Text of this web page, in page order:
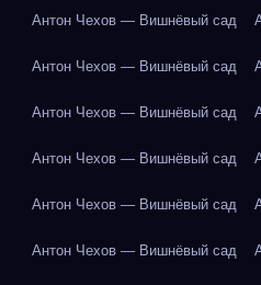
Антон Чехов — Вишнёвый сад
Антон Чехов — Вишнёвый сад
Антон Чехов — Вишнёвый сад
Антон Чехов — Вишнёвый сад
Антон Чехов — Вишнёвый сад
Антон Чехов — Вишнёвый сад